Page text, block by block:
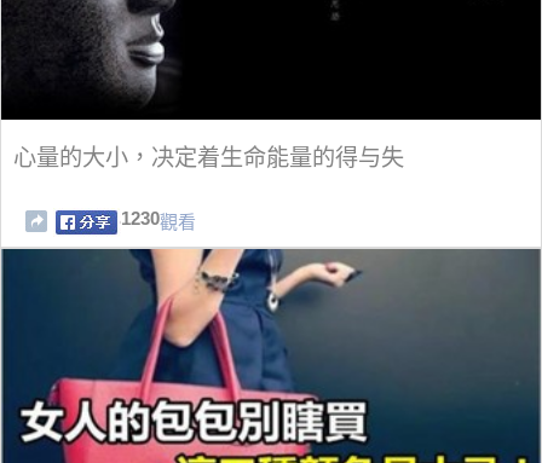
心量的大小，决定着生命能量的得与失
1230觀看